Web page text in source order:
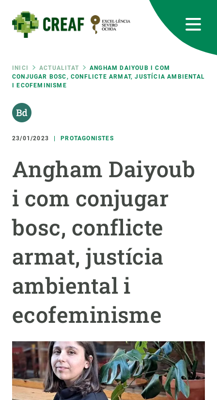
contingut
Fil
d'ariadna
INICI ACTUALITAT
ANGHAM DAIYOUB I COM
CONJUGAR BOSC, CONFLICTE ARMAT, JUSTÍCIA AMBIENTAL
I ECOFEMINISME
23/01/2023 PROTAGONISTES
Angham Daiyoub
i com conjugar
bosc, conflicte
armat, justícia
ambiental i
ecofeminisme
RRSS
Featured
responsive
Responsive
menu
RECERCA
CIÈNCIA EN ACCIÓ
NOTÍCIES I AGENDA